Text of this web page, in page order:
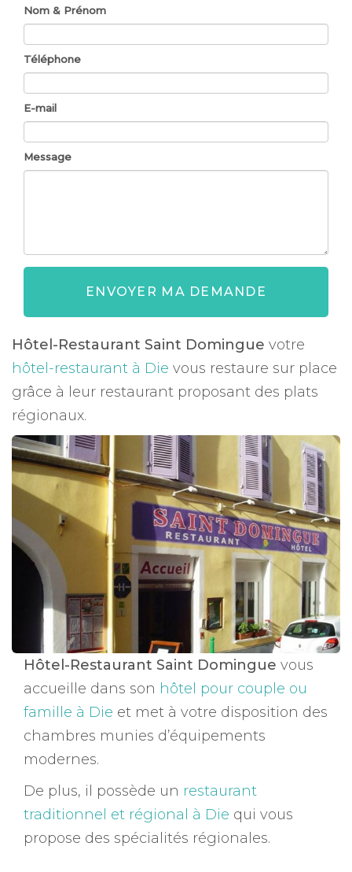
Nom & Prénom
Téléphone
E-mail
Message
ENVOYER MA DEMANDE
Hôtel-Restaurant Saint Domingue votre
hôtel-restaurant à Die vous restaure sur place
grâce à leur restaurant proposant des plats
régionaux.
Hôtel-Restaurant Saint Domingue vous
accueille dans son hôtel pour couple ou
famille à Die et met à votre disposition des
chambres munies d’équipements
modernes.
De plus, il possède un restaurant
traditionnel et régional à Die qui vous
propose des spécialités régionales.